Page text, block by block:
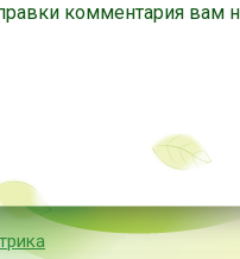
комментария вам